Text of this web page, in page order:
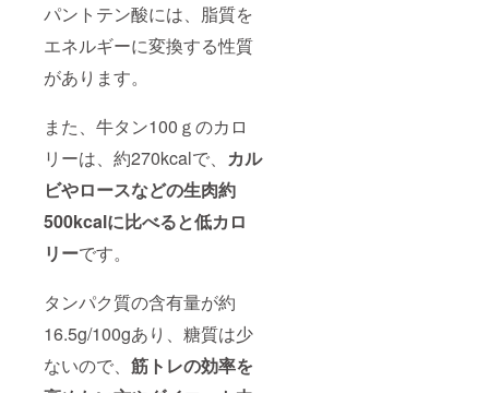
パントテン酸には、脂質を
エネルギーに変換する性質
があります。
また、牛タン100ｇのカロ
リーは、約270kcalで、 カル
ビやロースなどの生肉約
500kcalに比べると低カロ
リーです。
タンパク質の含有量が約
16.5g/100gあり、糖質は少
ないので、 筋トレの効率を